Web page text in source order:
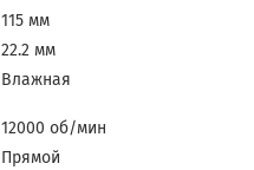
115 мм
22.2 мм
Влажная
12000 об/мин
Прямой